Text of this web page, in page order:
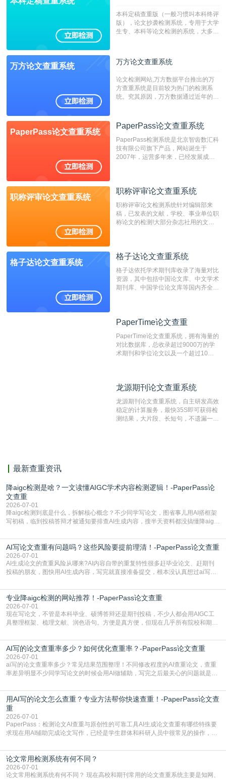
本科定稿查重版（一般习惯叫本科终评
版），论文抄袭检测系统，专用于大学
生专、本科等论文检测的系统，大多数
万方论文查重系统 万方论文查重系统
论文检测网站,万方数据平台推出的万
方查重系统是目前较为热门的检测系
统。究其原因，万方数据通过近年的发
检测系统，其真实性和权威性无可厚
非。其次，相对于知网而言，万方检测
费用少，上手容易，是学生初次论文查
重的推荐系统。
PaperPass论文查重系统
PaperPass论文查重系统
PaperPass检测系统是北京智齿数汇科
技有限公司旗下产品，网站诞生于
2007年，运营多年来，已经发展成为
检测速度快、精度高，市场反映良好。
职称评审论文查重系统
职称评审论文查重系统
职称评审论文检测系统针对编辑部来
稿，已发表的文献，学校、事业单位职
称论文的检测!大部分杂志社用的文献
编辑部检测来稿和已发表的文献,检测
测时注意填写第一作者,才能排除已发
表文献复制比。（限制字符数1万）
格子达论文查重系统
格子达论文查重系统
格子达依托学术期刊库收录了海量对比
资源，其中包括中国论文库、中文学术
期刊库、中国学位论文库等国内齐全的
系统，可检测中文、英文两种语言的论
PaperTime论文查重
PaperTime论文查重系统，拥有海量的
对比数据库，总收录超过9000万的学
术期刊和学位论文以及一个超过10亿
对，利用指纹索引快速而精准地在云检
有相似的片段，该项技术检测速度快、
准确率高，市场反映良好。
龙源期刊论文查重系统
龙源期刊论文查重系统，自主研发高效
稳定的计算服务，最快35S即可获得检
测结果，大片段、长短句，不遗漏一处
最新查重资讯
降aigc检测是啥？一文读懂AIGC学术内容检测逻辑！-PaperPass论
文查重
2026-07-01
降aigc检测到底是什么，拆解核心概念？不少同学写论文，图省事儿用AI搭框架
写初稿，临到投稿答辩才被通知要排查AI生成内容，搜半天资料都没搞懂降aigc
怕是已经入行的科研人员，不少人也搞不清降aigc检测是啥，对相关要求摸不
准。其实，降aigc检测是伴随AIGC工具在学术领域普及诞生的新需求，核心是为
了满足现在高校、期刊对AI生
AI写论文查重有问题吗？这些风险要提前理清！-PaperPass论文查重
2026-07-01
AI生成论文的查重风险从哪来?AI内容自带的重复特性很多赶毕业论文、赶期刊
投稿的朋友，图快用AI生成内容，写完就直接准备提交，根本没认真想过ai写论
自带不可忽视的查重风险。AI训练依赖海量公开的文本数据，生成内容本质是基
于训练数据的概率拼接，不是从零开始的原创创作。生成过程中，很容易复用已
有的高频公共表述，甚至直接拼接已经公开
专业降aigc检测的网站推荐！-PaperPass论文查重
2026-07-01
现在写论文，不管是本科毕业、硕博答辩还是期刊投稿，不少人都会用AIGC工
具整理框架、梳理文献、润色语句。方便是真方便，但现在几乎所有院校和期刊
五遍还是过不了预检测的大有人在，这时候，找到靠谱的降AIGC检测率的网
站，就能少走好多弯路。PaperPass：守护学术原创性的智能伙伴AIGC生成内
容的学术合规痛点去年帮一个本科师弟改
AI写的论文查重率多少？如何优化查重率？-PaperPass论文查重
2026-07-01
ai写的论文查重率多少？常见结果范围整理！不同修改程度的AI查重论文，查重
率差异明显不少同学写论文的时候会用AI做辅助，写完之后最关心的问题就是ai
实际情况和大家想的不太一样。AI训练依赖海量公开学术文献、网络内容，生成
内容本质是按照语义概率拼接已有内容，很容易和已发布的作品撞重复，甚至会
直接引用整段已有内容，所以查重率偏高是
用AI写的论文怎么查重？专业方法帮你快速查重！-PaperPass论文查
重
2026-07-01
PaperPass：检测论文AI查重与原创性的可靠工具AI生成论文查重有哪些特殊要
求现在用AI辅助完成论文写作，已经是学生群体和科研人员中很常见的操作，不
但很多人忽略了，AI生成的内容天生带有重复风险——训练AI的数据集本身就包
含大量已公开的学术内容、网络原创内容，AI输出内容时很容易无意识拼接出重
复片
论文常用检测系统有何不同？
2026-07-01
论文常用检测系统有何不同？ 现在高校和期刊常用的论文查重系统主要是知网、